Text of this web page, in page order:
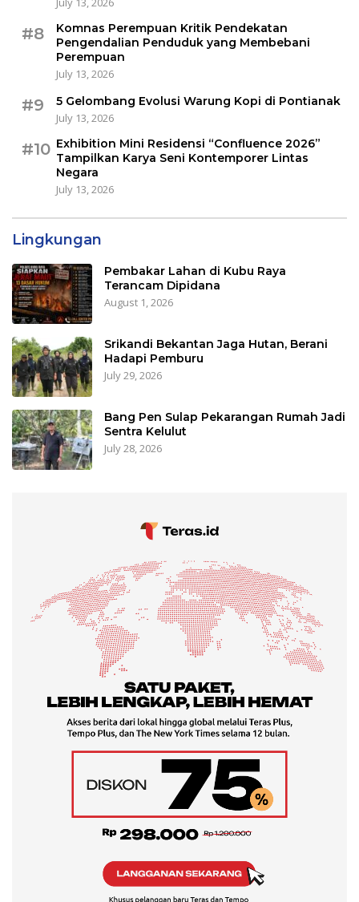
#8
Komnas Perempuan Kritik Pendekatan
Pengendalian Penduduk yang Membebani
Perempuan
July 13, 2026
#9
5 Gelombang Evolusi Warung Kopi di Pontianak
July 13, 2026
#10 Exhibition Mini Residensi “Confluence 2026”
Tampilkan Karya Seni Kontemporer Lintas
Negara
July 13, 2026
Lingkungan
Pembakar Lahan di Kubu Raya
Terancam Dipidana
August 1, 2026
Srikandi Bekantan Jaga Hutan, Berani
Hadapi Pemburu
July 29, 2026
Bang Pen Sulap Pekarangan Rumah Jadi
Sentra Kelulut
July 28, 2026